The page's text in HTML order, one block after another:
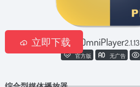
OmniPlayer2.1.13
官方版 无广告
立即下载